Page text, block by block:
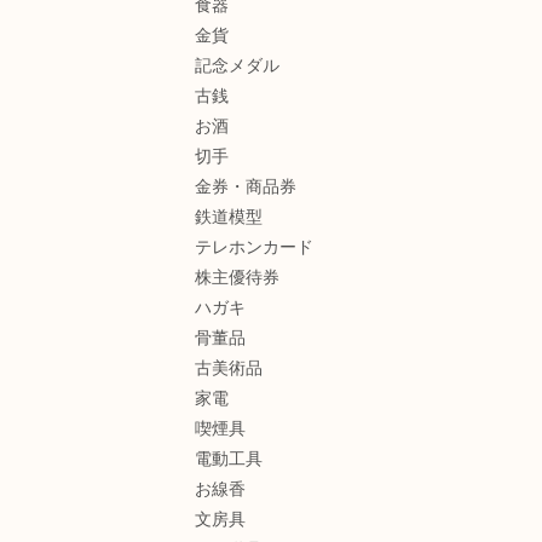
金貨
記念メダル
古銭
お酒
切手
金券・商品券
鉄道模型
テレホンカード
株主優待券
ハガキ
骨董品
古美術品
家電
喫煙具
電動工具
お線香
文房具